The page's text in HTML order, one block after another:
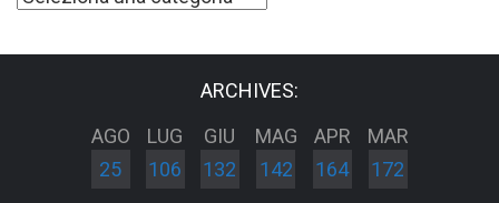
ARCHIVES:
AGO
25
LUG
106
GIU
132
MAG
142
APR
164
MAR
172